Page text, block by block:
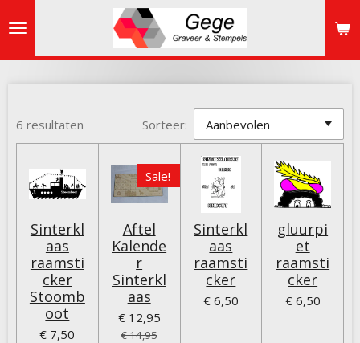
direct
6 resultaten Sorteer:
Sinterkl
aas
raamsti
cker
Stoomb
oot
€ 7,50
Sale!
Aftel
Kalende
r
Sinterkl
aas
€ 12,95
€ 14,95
Sinterkl
aas
raamsti
cker
€ 6,50
gluurpi
et
raamsti
cker
€ 6,50